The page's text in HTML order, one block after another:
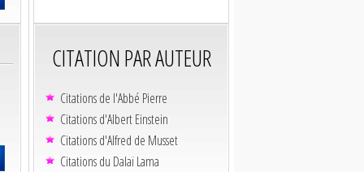
CITATION PAR AUTEUR
Citations de l'Abbé Pierre
Citations d'Albert Einstein
Citations d'Alfred de Musset
Citations du Dalaï Lama